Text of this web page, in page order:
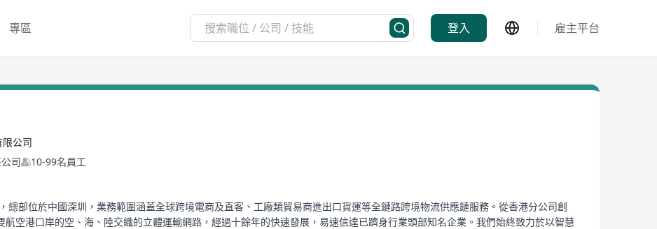
專區 登入 雇主平台
公司
司 10-99名員工
總部位於中國深圳，業務範圍涵蓋全球跨境電商及直客、工廠類貿易商進出口貨運等全鏈路跨境物流供應鏈服務。從香港分公司創
空港口岸的空、海、陸交織的立體運輸網路，經過十餘年的快速發展，易速信達已躋身行業頭部知名企業。我們始終致力於以智慧